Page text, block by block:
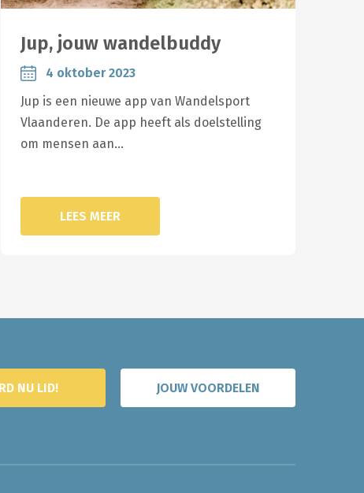
Jup, jouw wandelbuddy
4 oktober 2023
Jup is een nieuwe app van Wandelsport
Vlaanderen. De app heeft als doelstelling
om mensen aan…
LEES MEER
NU LID! JOUW VOORDELEN